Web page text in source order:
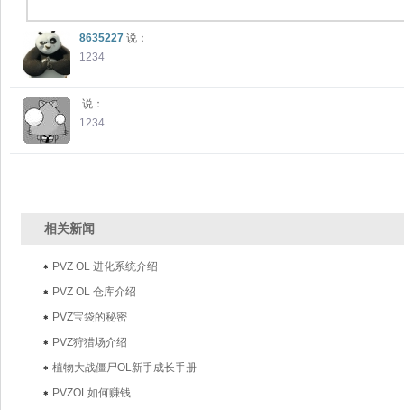
8635227 说：
1234
说：
1234
相关新闻
PVZ OL 进化系统介绍
PVZ OL 仓库介绍
PVZ宝袋的秘密
PVZ狩猎场介绍
植物大战僵尸OL新手成长手册
PVZOL如何赚钱